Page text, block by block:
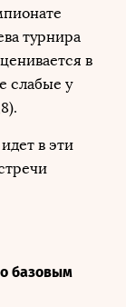
турнира
в
слабые у
в эти
базовым